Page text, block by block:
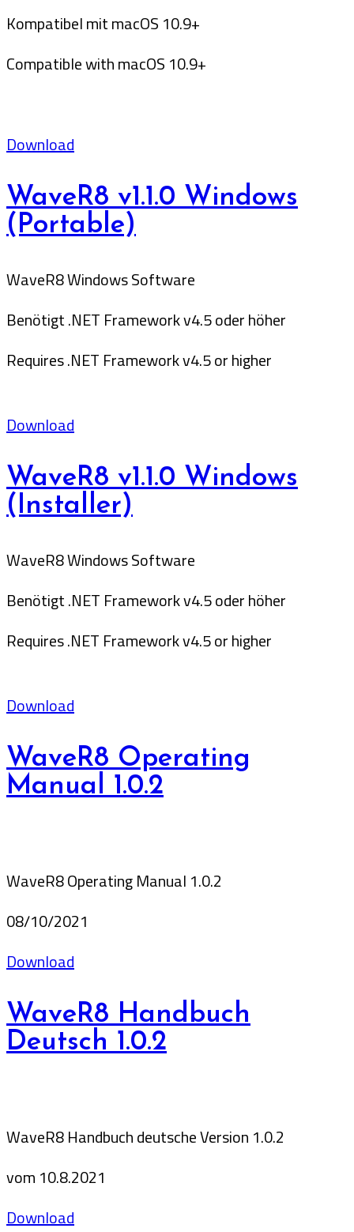
Kompatibel mit macOS 10.9+
Compatible with macOS 10.9+
Download
WaveR8 v1.1.0 Windows
(Portable)
WaveR8 Windows Software
Benötigt .NET Framework v4.5 oder höher
Requires .NET Framework v4.5 or higher
Download
WaveR8 v1.1.0 Windows
(Installer)
WaveR8 Windows Software
Benötigt .NET Framework v4.5 oder höher
Requires .NET Framework v4.5 or higher
Download
WaveR8 Operating
Manual 1.0.2
WaveR8 Operating Manual 1.0.2
08/10/2021
Download
WaveR8 Handbuch
Deutsch 1.0.2
WaveR8 Handbuch deutsche Version 1.0.2
vom 10.8.2021
Download